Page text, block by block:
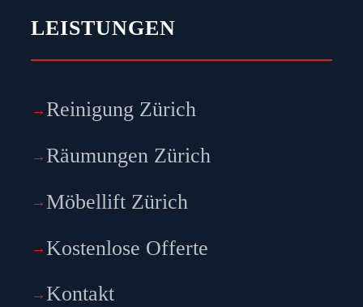
LEISTUNGEN
Reinigung Zürich
Räumungen Zürich
Möbellift Zürich
Kostenlose Offerte
Kontakt